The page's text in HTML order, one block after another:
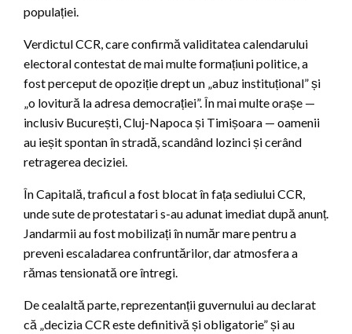
populației.
Verdictul CCR, care confirmă validitatea calendarului
electoral contestat de mai multe formațiuni politice, a
fost perceput de opoziție drept un „abuz instituțional” și
„o lovitură la adresa democrației”. În mai multe orașe —
inclusiv București, Cluj-Napoca și Timișoara — oamenii
au ieșit spontan în stradă, scandând lozinci și cerând
retragerea deciziei.
În Capitală, traficul a fost blocat în fața sediului CCR,
unde sute de protestatari s-au adunat imediat după anunț.
Jandarmii au fost mobilizați în număr mare pentru a
preveni escaladarea confruntărilor, dar atmosfera a
rămas tensionată ore întregi.
De cealaltă parte, reprezentanții guvernului au declarat
că „decizia CCR este definitivă și obligatorie” și au